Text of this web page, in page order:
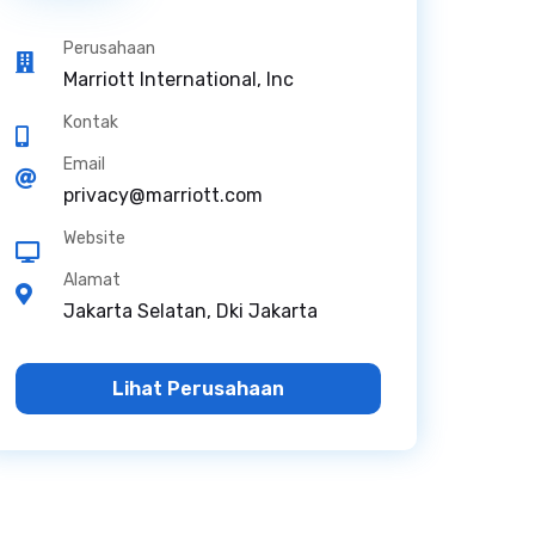
Perusahaan
Marriott International, Inc
Kontak
Email
privacy@marriott.com
Website
Alamat
Jakarta Selatan, Dki Jakarta
Lihat Perusahaan